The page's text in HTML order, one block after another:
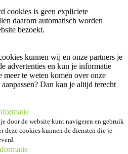
cookies is geen expliciete
daarom automatisch worden
bezoekt.
kunnen wij en onze partners je
advertenties en kun je informatie
te weten komen over onze
Dan kan je altijd terecht
door de website kunt navigeren en gebruik
deze cookies kunnen de diensten die je